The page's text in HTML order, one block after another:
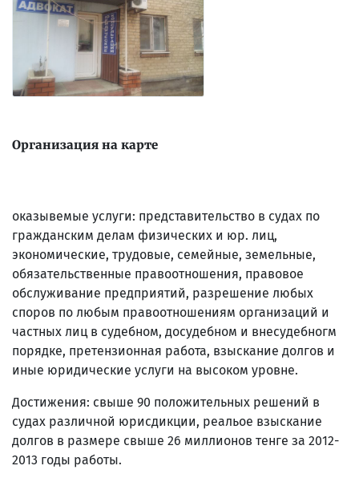
Организация на карте
оказывемые услуги: представительство в судах по
гражданским делам физических и юр. лиц,
экономические, трудовые, семейные, земельные,
обязательственные правоотношения, правовое
обслуживание предприятий, разрешение любых
споров по любым правоотношениям организаций и
частных лиц в судебном, досудебном и внесудебногм
порядке, претензионная работа, взыскание долгов и
иные юридические услуги на высоком уровне.
Достижения: свыше 90 положительных решений в
судах различной юрисдикции, реальое взыскание
долгов в размере свыше 26 миллионов тенге за 2012-
2013 годы работы.